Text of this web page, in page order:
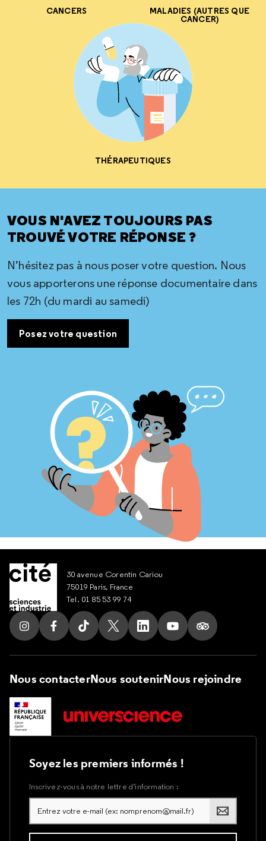
CANCERS MALADIES (AUTRES QUE
CANCER)
THÉRAPEUTIQUES
VOUS N'AVEZ TOUJOURS PAS
TROUVÉ VOTRE RÉPONSE ?
N’hésitez pas à nous poser votre question. Nous
vous apporterons une réponse documentaire dans
les 72h (du mardi au samedi)
Posez votre question
30 avenue Corentin Cariou
75019 Paris, France
Tel. 01 85 53 99 74
Suivez nous sur Instagram
Suivez nous sur Facebook
Suivez nous sur Tik Tok
Suivez nous sur X
Suivez nous sur LinkedIn
Suivez nous sur
Suivez nous
Nous contacterNous soutenirNous rejoindre
Soyez les premiers informés !
Inscrivez-vous à notre lettre d’information :